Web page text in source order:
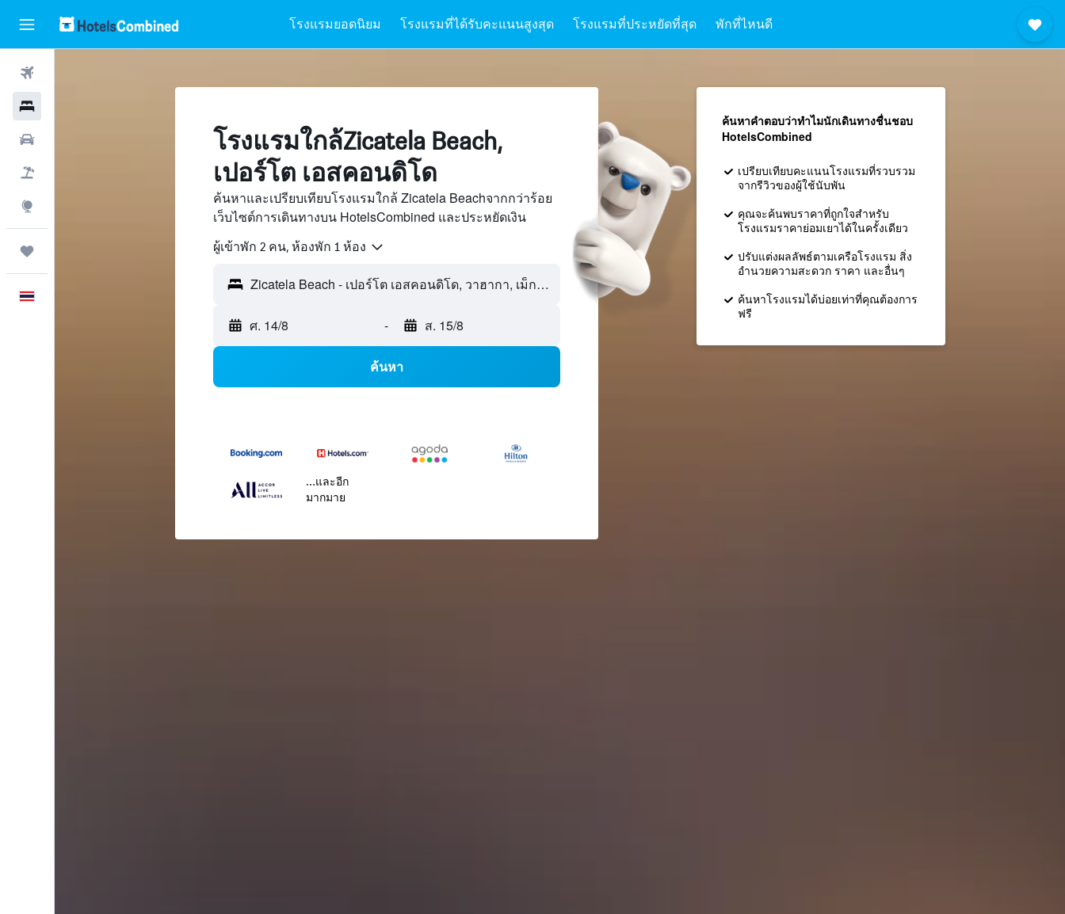
โรงแรมยอดนิยม โรงแรมที่ได้รับคะแนนสูงสุด โรงแรมที่ประหยัดที่สุด พักที่ไหนดี
โรงแรมใกล้Zicatela Beach,
เปอร์โต เอสคอนดิโด
ค้นหาและเปรียบเทียบโรงแรมใกล้ Zicatela Beachจากกว่าร้อย
เว็บไซต์การเดินทางบน HotelsCombined และประหยัดเงิน
ผู้เข้าพัก 2 คน, ห้องพัก 1 ห้อง
ศ. 14/8 - ส. 15/8
ค้นหา
...และอีก
มากมาย
ค้นหาคำตอบว่าทำไมนักเดินทางชื่นชอบ
HotelsCombined
เปรียบเทียบคะแนนโรงแรมที่รวบรวม
จากรีวิวของผู้ใช้นับพัน
คุณจะค้นพบราคาที่ถูกใจสำหรับ
โรงแรมราคาย่อมเยาได้ในครั้งเดียว
ปรับแต่งผลลัพธ์ตามเครือโรงแรม สิ่ง
อำนวยความสะดวก ราคา และอื่นๆ
ค้นหาโรงแรมได้บ่อยเท่าที่คุณต้องการ
ฟรี